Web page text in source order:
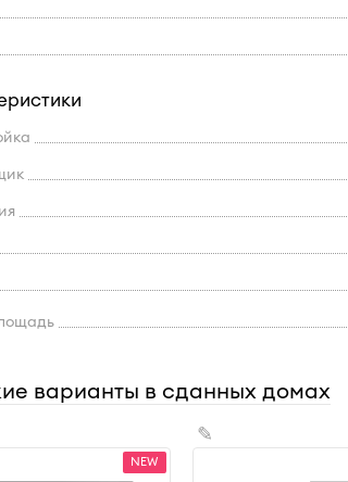
варианты в сданных домах
NEW
✎